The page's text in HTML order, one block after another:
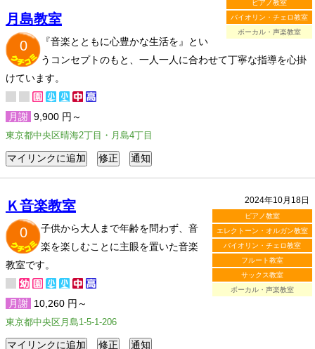
ピアノ教室
バイオリン・チェロ教室
ボーカル・声楽教室
月島教室
0
『音楽とともに心豊かな生活を』とい
うコンセプトのもと、一人一人に合わせて丁寧な指導を心掛
けています。
月謝 9,900 円～
東京都中央区晴海2丁目・月島4丁目
2024年10月18日
ピアノ教室
エレクトーン・オルガン教室
バイオリン・チェロ教室
フルート教室
サックス教室
ボーカル・声楽教室
Ｋ音楽教室
0
子供から大人まで年齢を問わず、音
楽を楽しむことに主眼を置いた音楽
教室です。
月謝 10,260 円～
東京都中央区月島1-5-1-206